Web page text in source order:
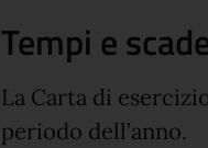
Tempi e
La Carta di
periodo dell’anno.